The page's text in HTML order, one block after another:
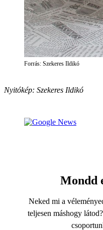
Forrás: Szekeres Ildikó
Nyitókép: Szekeres Ildikó
Mondd
Neked mi a
teljesen máshogy